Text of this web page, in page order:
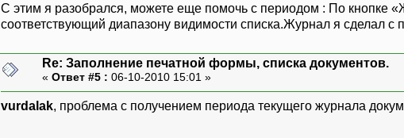
С этим я разобрался, можете еще помочь с периодом : По кнопке
соответствующий диапазону видимости списка.Журнал я сделал с
Re: Заполнение печатной формы, списка документов.
« Ответ #5 : 06-10-2010 15:01 »
vurdalak, проблема с получением периода текущего журнала